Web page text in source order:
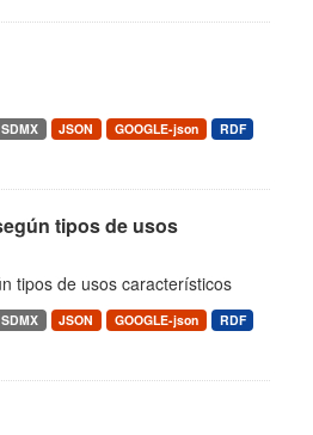
SDMX JSON GOOGLE-json
RDF
tipos de usos
tipos de usos característicos
SDMX JSON GOOGLE-json
RDF